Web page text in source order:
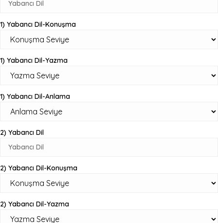
1) Yabancı Dil-Konuşma
1) Yabancı Dil-Yazma
1) Yabancı Dil-Anlama
2) Yabancı Dil
2) Yabancı Dil-Konuşma
2) Yabancı Dil-Yazma